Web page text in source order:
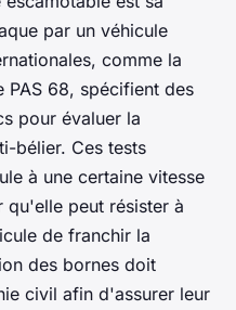
par un véhicule
comme la
PAS 68, spécifient des
pour évaluer la
bélier. Ces tests
à une certaine vitesse
peut résister à
de franchir la
des bornes doit
civil afin d'assurer leur